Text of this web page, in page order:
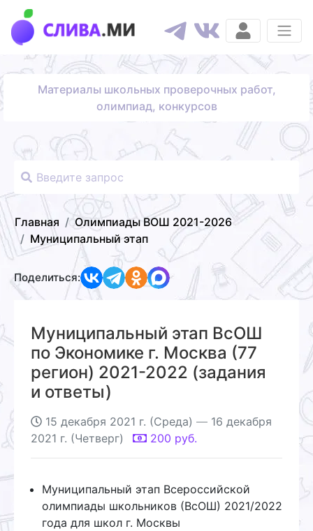
Материалы школьных проверочных работ,
олимпиад, конкурсов
Главная
Олимпиады ВОШ 2021-2026
Муниципальный этап
Поделиться:
Муниципальный этап ВсОШ
по Экономике г. Москва (77
регион) 2021-2022 (задания
и ответы)
15 декабря 2021 г. (Среда) — 16 декабря
2021 г. (Четверг)
200 руб.
Муниципальный этап Всероссийской
олимпиады школьников (ВсОШ) 2021/2022
года для школ г. Москвы